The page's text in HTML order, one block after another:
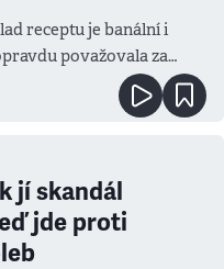
receptu je banální i
považovala za
jí skandál
jde proti